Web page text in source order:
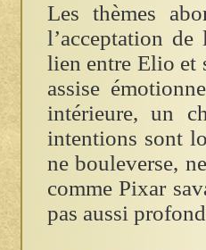
Les thèmes
l’acceptation
lien entre Elio et
assise
intérieure, un
intentions sont
ne bouleverse,
comme Pixar
pas aussi